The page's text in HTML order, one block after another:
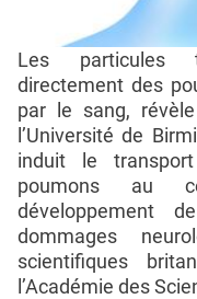
Les particules
directement des
par le sang,
l’Université de
induit le
poumons au
développement
dommages
scientifiques
l’Académie des